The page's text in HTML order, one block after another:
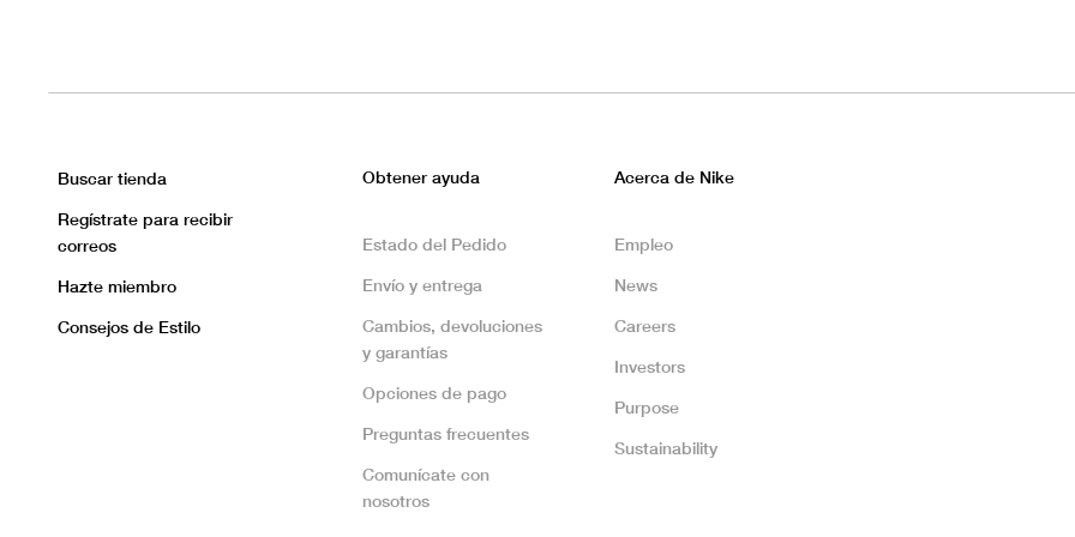
Buscar tienda
Regístrate para recibir
correos
Hazte miembro
Consejos de Estilo
Obtener ayuda
Estado del Pedido
Envío y entrega
Cambios, devoluciones
y garantías
Opciones de pago
Preguntas frecuentes
Comunícate con
nosotros
Acerca de Nike
Empleo
News
Careers
Investors
Purpose
Sustainability